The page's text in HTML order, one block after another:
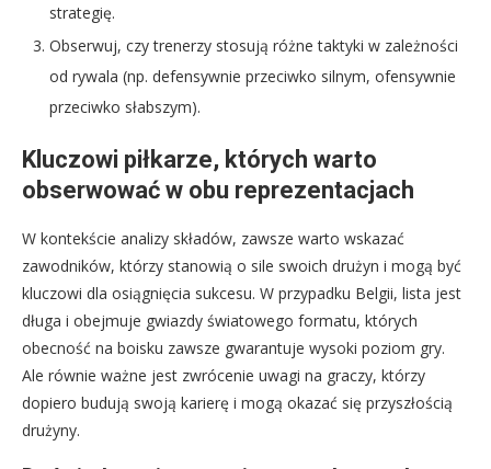
strategię.
Obserwuj, czy trenerzy stosują różne taktyki w zależności
od rywala (np. defensywnie przeciwko silnym, ofensywnie
przeciwko słabszym).
Kluczowi piłkarze, których warto
obserwować w obu reprezentacjach
W kontekście analizy składów, zawsze warto wskazać
zawodników, którzy stanowią o sile swoich drużyn i mogą być
kluczowi dla osiągnięcia sukcesu. W przypadku Belgii, lista jest
długa i obejmuje gwiazdy światowego formatu, których
obecność na boisku zawsze gwarantuje wysoki poziom gry.
Ale równie ważne jest zwrócenie uwagi na graczy, którzy
dopiero budują swoją karierę i mogą okazać się przyszłością
drużyny.